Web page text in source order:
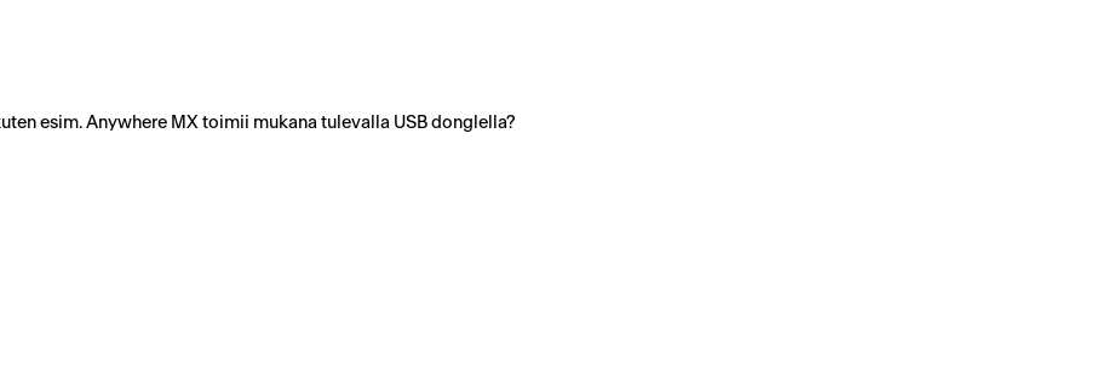
esim. Anywhere MX toimii mukana tulevalla USB donglella?